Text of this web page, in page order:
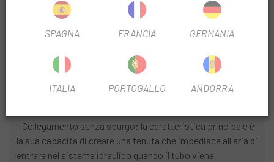
FILTRO STAGIONALE 2025
INFORMAZIONI SUL PRODOTTO
- Collegamento senza spurgo: la caratteristica principale è
la sua capacità di creare una tenuta che impedisce all'aria di
entrare nel sistema idraulico quando il tubo viene
SPAGNA FRANCIA GERMANIA
ITALIA PORTOGALLO ANDORRA